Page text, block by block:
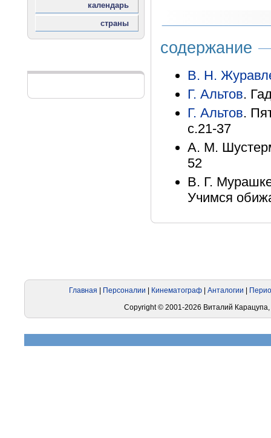
содержание
В. Н.
Г. Альтов.
Г. Альтов.
с.21-37
А. М.
52
В. Г.
Учимся